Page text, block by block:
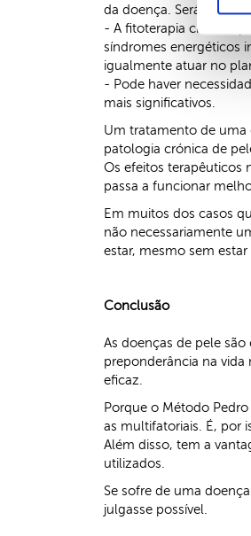
da doença. Será
- A fitoterapia chinesa
síndromes energéticos
igualmente atuar no
- Pode haver
mais significativos.
Um tratamento de uma
patologia crónica de
Os efeitos terapêuticos
passa a funcionar
Em muitos dos casos
não necessariamente
estar, mesmo sem
Conclusão
As doenças de pele
preponderância na
eficaz.
Porque o Método
as multifatoriais. É, por
Além disso, tem a
utilizados.
Se sofre de uma
julgasse possível.